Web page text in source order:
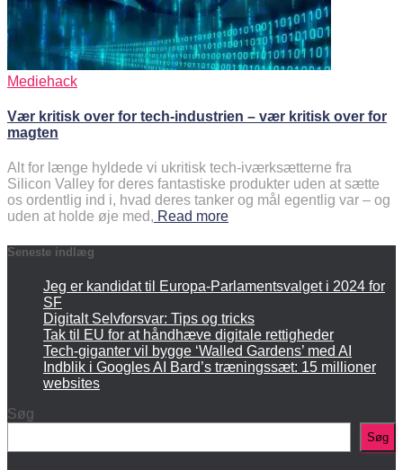
Mediehack
Vær kritisk over for tech-industrien – vær kritisk over for
magten
Alt for længe hyldede vi ukritisk tech-iværksætterne fra
Silicon Valley for deres fantastiske produkter uden at sætte
os ordentlig ind i, hvad deres tanker og mål egentlig var – og
uden at holde øje med, Read more
Seneste indlæg
Jeg er kandidat til Europa-Parlamentsvalget i 2024 for
SF
Digitalt Selvforsvar: Tips og tricks
Tak til EU for at håndhæve digitale rettigheder
Tech-giganter vil bygge ‘Walled Gardens’ med AI
Indblik i Googles AI Bard’s træningssæt: 15 millioner
websites
Søg
Søg